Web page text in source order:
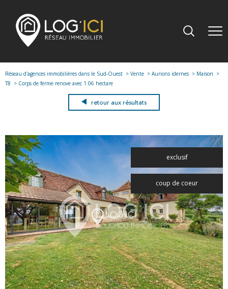
Réseau d'agences immobilières dans le Sud-Ouest Vente Aurions idernes
Maison
T8
Corps de ferme renove avec 1 06 hectare
retour aux résultats
exclusif
coup de coeur